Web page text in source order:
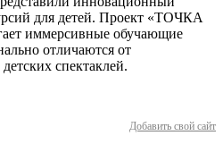
для детей. Проект «ТОЧКА
иммерсивные обучающие
отличаются от
спектаклей.
Добавить свой сайт